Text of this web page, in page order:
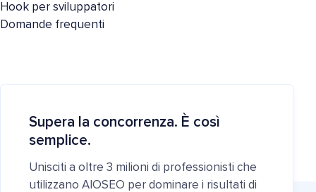
Hook per sviluppatori
Domande frequenti
Supera la concorrenza. È così
semplice.
Unisciti a oltre 3 milioni di professionisti che
utilizzano AIOSEO per dominare i risultati di